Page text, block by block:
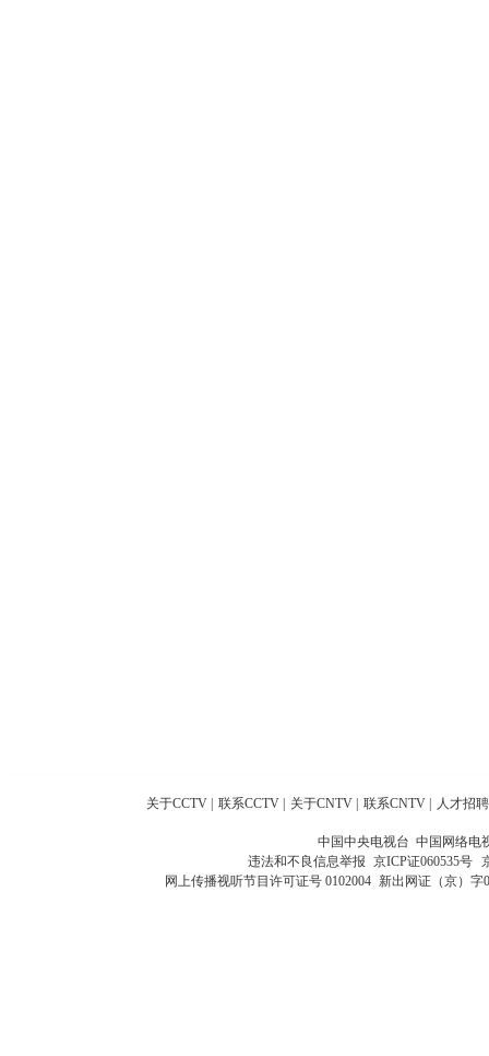
关于CCTV 联系CCTV 关于CNTV 联系CNTV 人才招聘
中国中央电视台 中国网络电
违法和不良信息举报 京ICP证060535号
网上传播视听节目许可证号 0102004 新出网证（京）